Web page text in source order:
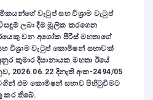
වැටුප් සහ විශ්‍රාම වැටුප්
ලබා දීම මූලික කරගෙන
වන අශෝක පීරිස් මහතාගේ
විශ්‍රාම වැටුප් කොමිෂන් සභාවක්
කුමාර දිසානායක මහතා ඊයේ
2026.06.22 දිනැති අංක-2494/05
මගින් එම කොමිෂන් සභාව පිහිටුවීමට
කර තිබේ.